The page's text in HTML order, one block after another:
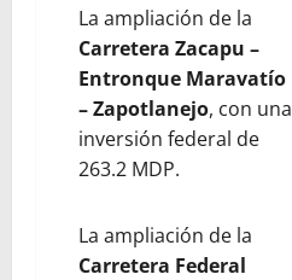
La ampliación de la
Carretera Zacapu –
Entronque Maravatío
– Zapotlanejo, con una
inversión federal de
263.2 MDP.
La ampliación de la
Carretera Federal